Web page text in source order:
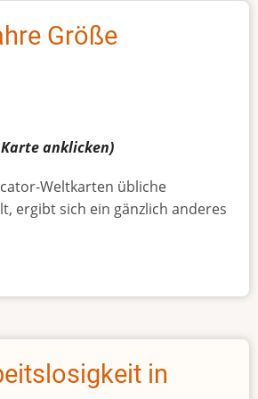
Größe
Karteanklicken)
Weltkarten übliche
ergibt sich ein gänzlich anderes
in